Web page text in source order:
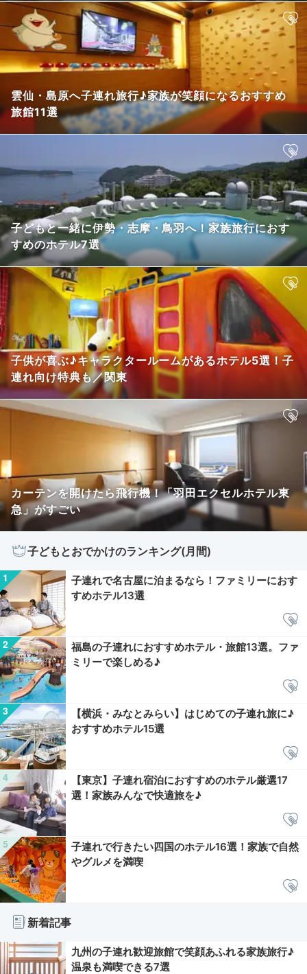
雲仙・島原へ子連れ旅行♪家族が笑顔になるおすすめ
旅館11選
子どもと一緒に伊勢・志摩・鳥羽へ！家族旅行におす
すめのホテル7選
子供が喜ぶ♪キャラクタールームがあるホテル5選！子
連れ向け特典も／関東
カーテンを開けたら飛行機！「羽田エクセルホテル東
急」がすごい
子どもとおでかけのランキング(月間)
子連れで名古屋に泊まるなら！ファミリーにおす
すめホテル13選
福島の子連れにおすすめホテル・旅館13選。ファ
ミリーで楽しめる♪
【横浜・みなとみらい】はじめての子連れ旅に♪
おすすめホテル15選
【東京】子連れ宿泊におすすめのホテル厳選17
選！家族みんなで快適旅を♪
子連れで行きたい四国のホテル16選！家族で自然
やグルメを満喫
新着記事
九州の子連れ歓迎旅館で笑顔あふれる家族旅行♪
温泉も満喫できる7選